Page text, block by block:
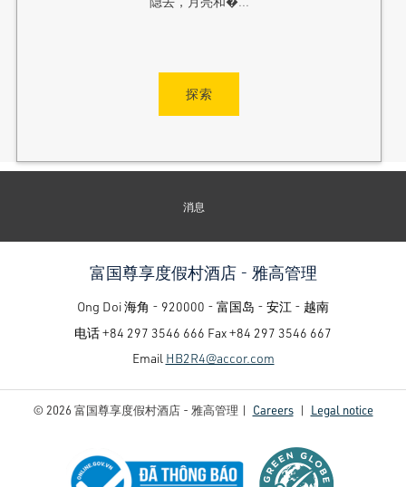
探索
消息
富国尊享度假村酒店 - 雅高管理
Ong Doi 海角 - 920000 - 富国岛 - 安江 - 越南
电话+84 297 3546 666 Fax+84 297 3546 667
Email HB2R4@accor.com
© 2026 富国尊享度假村酒店 - 雅高管理 | Careers| Legal notice